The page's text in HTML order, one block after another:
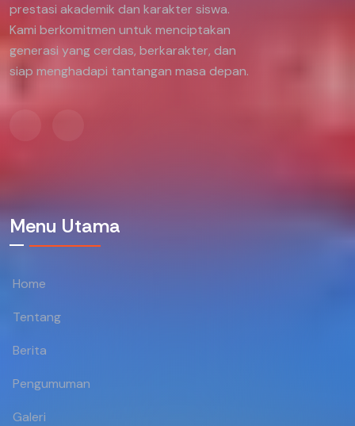
prestasi akademik dan karakter siswa.
Kami berkomitmen untuk menciptakan
generasi yang cerdas, berkarakter, dan
siap menghadapi tantangan masa depan.
Menu Utama
Home
Tentang
Berita
Pengumuman
Galeri